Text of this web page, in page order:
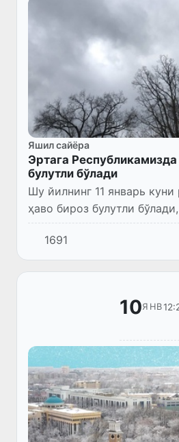
Яшил сайёра
Эртага
булутли бўлади
Шу йилнинг 11 январь
ҳаво бироз булутли
кутилмайди. Баъзи
мумкин.
1691
10ЯНВ